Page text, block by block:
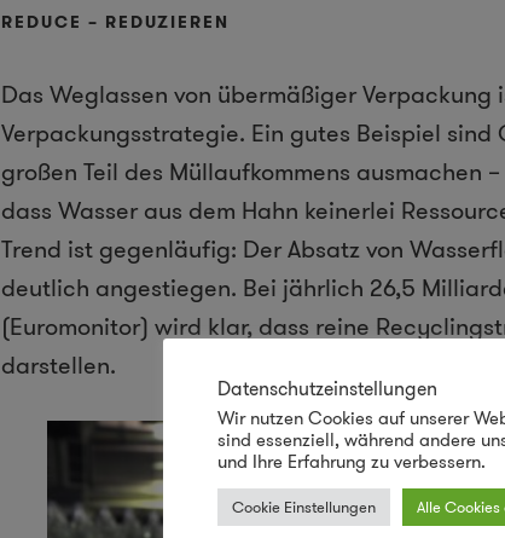
REDUCE – REDUZIEREN
Das Weglassen von übermäßiger
Verpackungsstrategie. Ein gutes Beispiel
großen Teil des Müllaufkommens ausmachen
dass Wasser aus dem Hahn keinerlei
Trend ist gegenläufig: Der Absatz von
deutlich angestiegen. Bei jährlich 26,5
(Euromonitor) wird klar, dass reine
darstellen.
Datenschutzeinstellungen
Wir nutzen Cookies auf unserer
sind essenziell, während andere
und Ihre Erfahrung zu verbessern.
Cookie Einstellungen Alle